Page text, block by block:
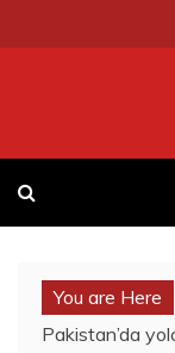
to
You are Here
Pakistan’da